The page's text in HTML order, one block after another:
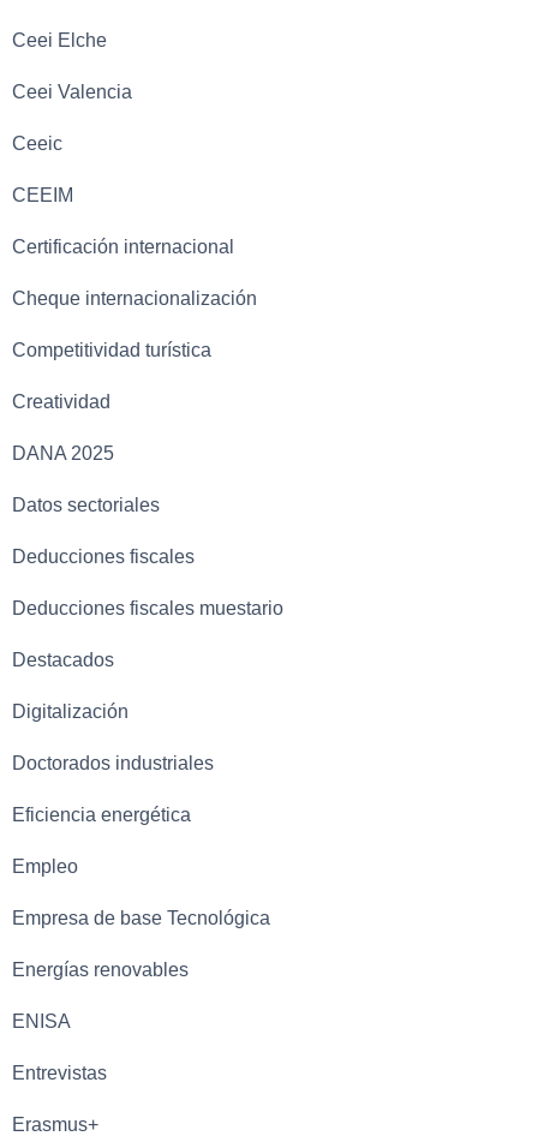
Ceei Elche
Ceei Valencia
Ceeic
CEEIM
Certificación internacional
Cheque internacionalización
Competitividad turística
Creatividad
DANA 2025
Datos sectoriales
Deducciones fiscales
Deducciones fiscales muestario
Destacados
Digitalización
Doctorados industriales
Eficiencia energética
Empleo
Empresa de base Tecnológica
Energías renovables
ENISA
Entrevistas
Erasmus+